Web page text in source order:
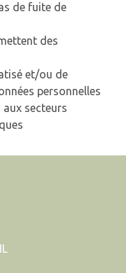
de fuite de
des
et/ou de
personnelles
secteurs